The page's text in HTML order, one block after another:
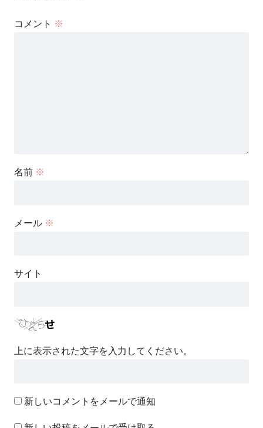
コメント ※
名前 ※
メール ※
サイト
上に表示された文字を入力してください。
新しいコメントをメールで通知